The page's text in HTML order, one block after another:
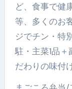
ど、食事で健
等、多くのお
ジでチン・特
駐・主菜1品
だわりの味付け